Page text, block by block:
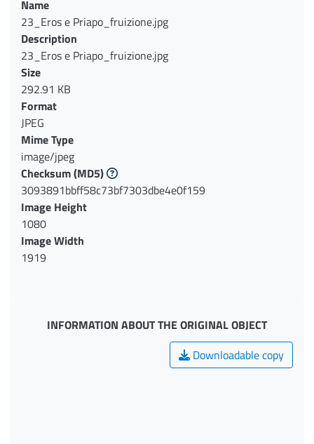
Name
23_Eros e Priapo_fruizione.jpg
Description
23_Eros e Priapo_fruizione.jpg
Size
292.91 KB
Format
JPEG
Mime Type
image/jpeg
Checksum(MD5)
3093891bbff58c73bf7303dbe4e0f159
Image Height
1080
Image Width
1919
INFORMATION ABOUT THE ORIGINAL OBJECT
Downloadable copy